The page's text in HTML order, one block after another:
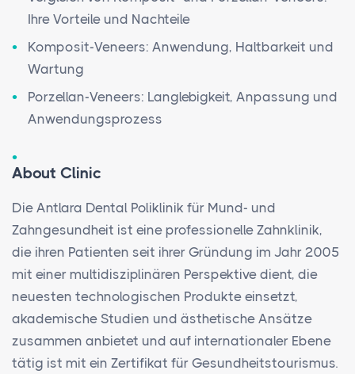
Ihre Vorteile und Nachteile
Komposit-Veneers: Anwendung, Haltbarkeit und
Wartung
Porzellan-Veneers: Langlebigkeit, Anpassung und
Anwendungsprozess
About Clinic
Die Antlara Dental Poliklinik für Mund- und
Zahngesundheit ist eine professionelle Zahnklinik,
die ihren Patienten seit ihrer Gründung im Jahr 2005
mit einer multidisziplinären Perspektive dient, die
neuesten technologischen Produkte einsetzt,
akademische Studien und ästhetische Ansätze
zusammen anbietet und auf internationaler Ebene
tätig ist mit ein Zertifikat für Gesundheitstourismus.